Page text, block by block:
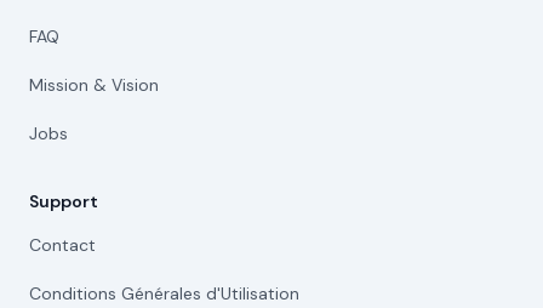
FAQ
Mission & Vision
Jobs
Support
Contact
Conditions Générales d'Utilisation